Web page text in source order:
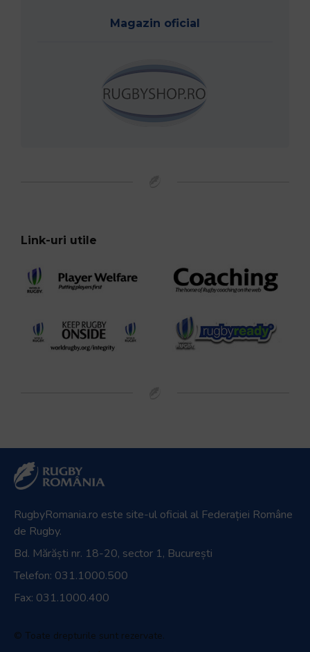
Magazin oficial
Link-uri utile
RugbyRomania.ro este site-ul oficial al Federației Române
de Rugby.
Bd. Mărăști nr. 18-20, sector 1, București
Telefon: 031.1000.500
Fax: 031.1000.400
© Toate drepturile sunt rezervate.